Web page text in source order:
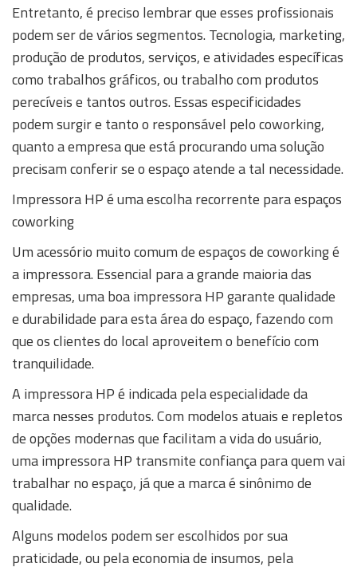
Entretanto, é preciso lembrar que esses profissionais
podem ser de vários segmentos. Tecnologia, marketing,
produção de produtos, serviços, e atividades específicas
como trabalhos gráficos, ou trabalho com produtos
perecíveis e tantos outros. Essas especificidades
podem surgir e tanto o responsável pelo coworking,
quanto a empresa que está procurando uma solução
precisam conferir se o espaço atende a tal necessidade.
Impressora HP é uma escolha recorrente para espaços
coworking
Um acessório muito comum de espaços de coworking é
a impressora. Essencial para a grande maioria das
empresas, uma boa impressora HP garante qualidade
e durabilidade para esta área do espaço, fazendo com
que os clientes do local aproveitem o benefício com
tranquilidade.
A impressora HP é indicada pela especialidade da
marca nesses produtos. Com modelos atuais e repletos
de opções modernas que facilitam a vida do usuário,
uma impressora HP transmite confiança para quem vai
trabalhar no espaço, já que a marca é sinônimo de
qualidade.
Alguns modelos podem ser escolhidos por sua
praticidade, ou pela economia de insumos, pela